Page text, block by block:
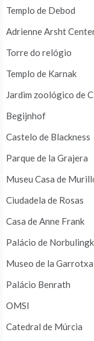
Templo de Debod
Adrienne Arsht
Torre do relógio
Templo de Karnak
Jardim zoológico de
Begijnhof
Castelo de Blackness
Parque de la Grajera
Museu Casa de
Ciudadela de Rosas
Casa de Anne Frank
Palácio de
Museo de la Garrotxa
Palácio Benrath
OMSI
Catedral de Múrcia